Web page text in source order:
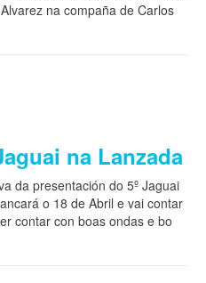
na compaña de Carlos
na Lanzada
da presentación do 5º Jaguai
o 18 de Abril e vai contar
contar con boas ondas e bo